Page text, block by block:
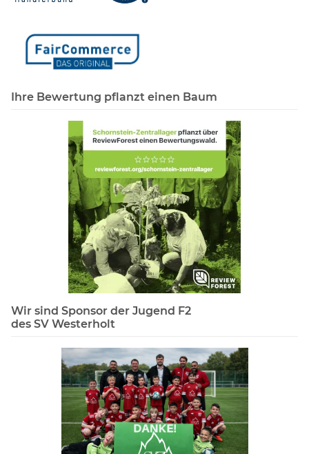
Ihre Bewertung pflanzt einen Baum
Wir sind Sponsor der Jugend F2
des SV Westerholt